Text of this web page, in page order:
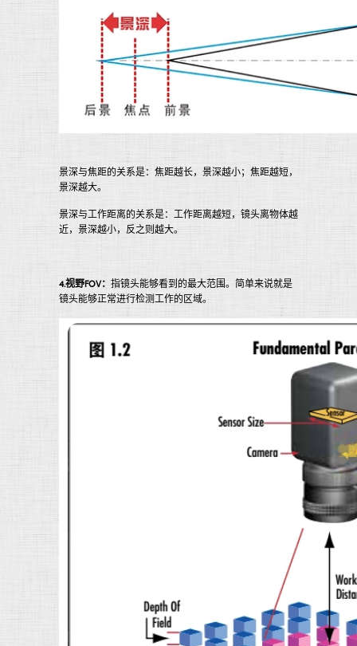
景深与焦距的关系是：焦距越长，景深越小；焦距越短，
景深越大。
景深与工作距离的关系是：工作距离越短，镜头离物体越
近，景深越小，反之则越大。
4.视野FOV： 指镜头能够看到的最大范围。简单来说就是
镜头能够正常进行检测工作的区域。